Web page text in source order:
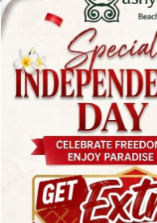
Salah satu alasan
Candikusuma
yang ideal untuk
ombaknya yang
tinggi, terutama di
para pemula untuk
paddling, take off,
atas papan selancar.